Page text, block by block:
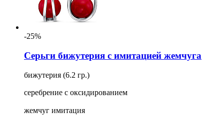
-25%
Серьги бижутерия с имитацией жемчуга
бижутерия (6.2 гр.)
серебрение с оксидированием
жемчуг имитация